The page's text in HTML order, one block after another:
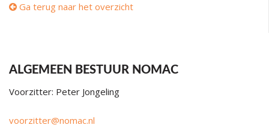
Ga terug naar het overzicht
ALGEMEEN BESTUUR NOMAC
Voorzitter: Peter Jongeling
voorzitter@nomac.nl